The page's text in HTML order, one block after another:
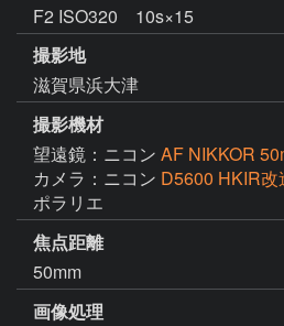
F2 ISO320 10s×15
撮影地
滋賀県浜大津
撮影機材
望遠鏡：ニコン AF NIKKOR
カメラ：ニコン D5600 HKIR改
ポラリエ
焦点距離
50mm
画像処理